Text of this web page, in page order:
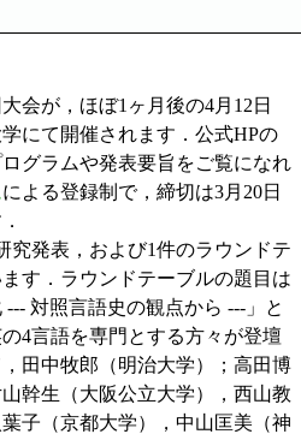
会が，ほぼ1ヶ月後の4月12日
学にて開催されます．公式HPの
グラムや発表要旨をご覧になれ
による登録制で，締切は3月20日
究発表，および1件のラウンドテ
す．ラウンドテーブルの題目は
--- 対照言語史の観点から ---」と
4言語を専門とする方々が登壇
田中牧郎（明治大学）；高田博
幹生（大阪公立大学），西山教
子（京都大学），中山匡美（神